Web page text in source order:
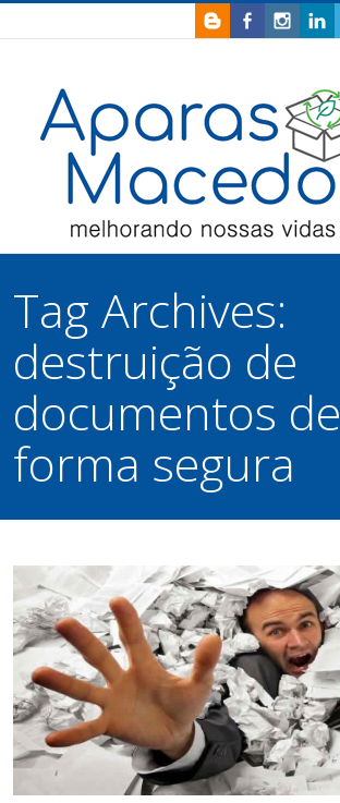
Tag Archives:
destruição de
documentos de
forma segura